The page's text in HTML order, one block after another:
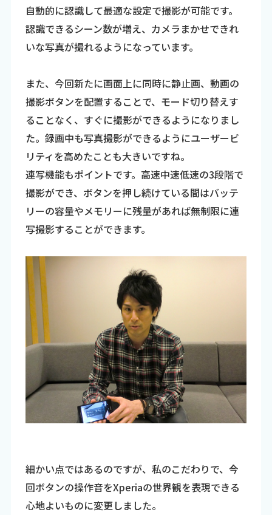
自動的に認識して最適な設定で撮影が可能です。
認識できるシーン数が増え、カメラまかせできれ
いな写真が撮れるようになっています。
また、今回新たに画面上に同時に静止画、動画の
撮影ボタンを配置することで、モード切り替えす
ることなく、すぐに撮影ができるようになりまし
た。録画中も写真撮影ができるようにユーザービ
リティを高めたことも大きいですね。
連写機能もポイントです。高速中速低速の3段階で
撮影ができ、ボタンを押し続けている間はバッテ
リーの容量やメモリーに残量があれば無制限に連
写撮影することができます。
細かい点ではあるのですが、私のこだわりで、今
回ボタンの操作音をXperiaの世界観を表現できる
心地よいものに変更しました。